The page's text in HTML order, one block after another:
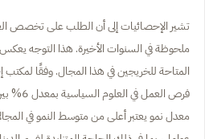
تشير الإحصائيات إلى أن الطلب على تخصص
ملحوظة في السنوات الأخيرة. هذا التوجه
المتاحة للخريجين في هذا المجال. وفقًا
معدل نمو يعتبر أعلى من متوسط النمو في